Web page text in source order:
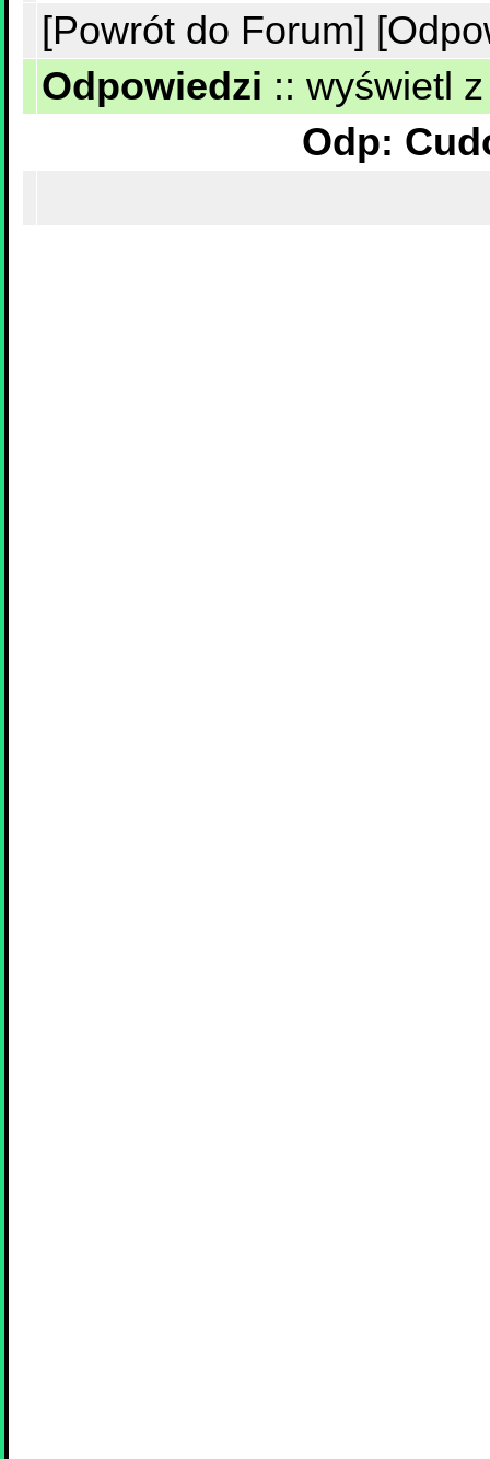
[Powrót do Forum]
Odpowiedzi :: wyświetl